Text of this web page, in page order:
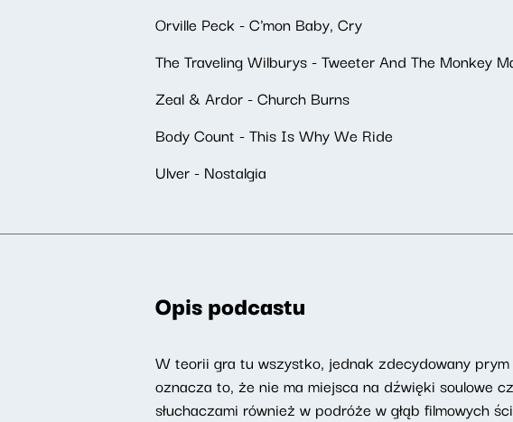
Orville Peck - C'mon Baby, Cry
The Traveling Wilburys - Tweeter And The Monkey
Zeal & Ardor - Church Burns
Body Count - This Is Why We Ride
Ulver - Nostalgia
Opis podcastu
W teorii gra tu wszystko, jednak zdecydowany
oznacza to, że nie ma miejsca na dźwięki soulowe
słuchaczami również w podróże w głąb filmowych